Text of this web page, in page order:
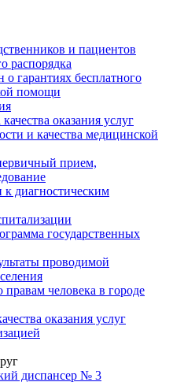
и пациентов
распорядка
о гарантиях бесплатного
помощи
оказания услуг
и качества медицинской
прием,
диагностическим
государственных
проводимой
человека в городе
оказания услуг
диспансер № 3